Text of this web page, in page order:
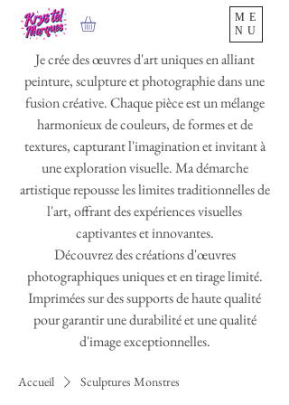
ME
NU
Je crée des œuvres d'art uniques en alliant
peinture, sculpture et photographie dans une
fusion créative. Chaque pièce est un mélange
harmonieux de couleurs, de formes et de
textures, capturant l'imagination et invitant à
une exploration visuelle. Ma démarche
artistique repousse les limites traditionnelles de
l'art, offrant des expériences visuelles
captivantes et innovantes.
Découvrez des créations d'œuvres
photographiques uniques et en tirage limité.
Imprimées sur des supports de haute qualité
pour garantir une durabilité et une qualité
d'image exceptionnelles.
Accueil Sculptures Monstres